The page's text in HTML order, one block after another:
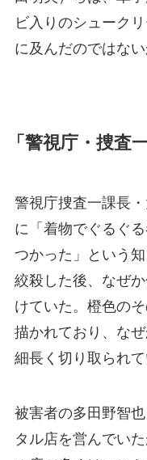
ビ入りのシューク
に及んだのではない
「警視庁・捜査
警視庁捜査一課長
に「着物でぐるぐ
つかった」という
絞殺した後、なぜ
けていた。橙色の
描かれており、な
細長く切り取られて
被害者の多田野智
タル店を営んでい